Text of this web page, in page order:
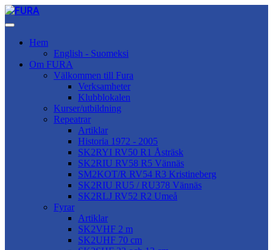
Hem
English - Suomeksi
Om FURA
Välkommen till Fura
Verksamheter
Klubblokalen
Kurser/utbildning
Repeatrar
Artiklar
Historia 1972 - 2005
SK2RYI RV50 R1 Åsträsk
SK2RIU RV58 R5 Vännäs
SM2KOT/R RV54 R3 Kristineberg
SK2RIU RU5 / RU378 Vännäs
SK2RLJ RV52 R2 Umeå
Fyrar
Artiklar
SK2VHF 2 m
SK2UHF 70 cm